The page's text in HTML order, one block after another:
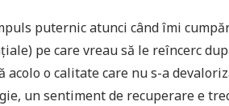
puternic atunci când îmi
pe care vreau să le reîncerc
acolo o calitate care nu s-a
un sentiment de recuperare e